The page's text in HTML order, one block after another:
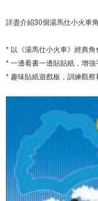
詳盡介紹30個湯馬仕小火車
* 以《湯馬仕小火車》經典
* 一邊看書一邊貼貼紙，增強
* 趣味貼紙遊戲板，訓練觀察